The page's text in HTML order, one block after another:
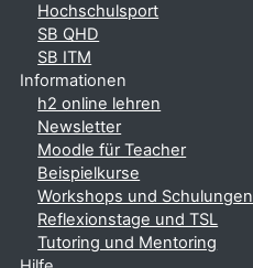
Hochschulsport
SB QHD
SB ITM
Informationen
h2 online lehren
Newsletter
Moodle für Teacher
Beispielkurse
Workshops und Schulungen
Reflexionstage und TSL
Tutoring und Mentoring